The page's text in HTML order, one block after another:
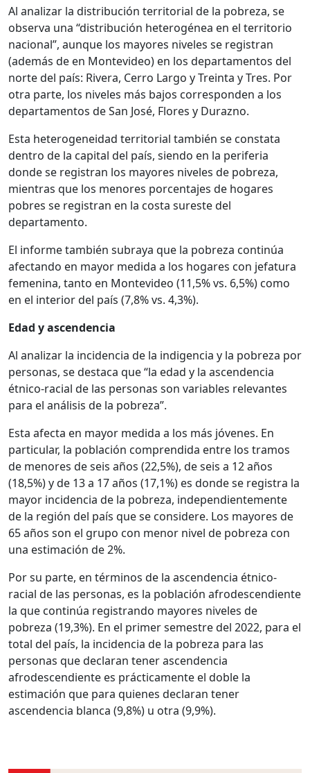
Al analizar la distribución territorial de la pobreza, se
observa una “distribución heterogénea en el territorio
nacional”, aunque los mayores niveles se registran
(además de en Montevideo) en los departamentos del
norte del país: Rivera, Cerro Largo y Treinta y Tres. Por
otra parte, los niveles más bajos corresponden a los
departamentos de San José, Flores y Durazno.
Esta heterogeneidad territorial también se constata
dentro de la capital del país, siendo en la periferia
donde se registran los mayores niveles de pobreza,
mientras que los menores porcentajes de hogares
pobres se registran en la costa sureste del
departamento.
El informe también subraya que la pobreza continúa
afectando en mayor medida a los hogares con jefatura
femenina, tanto en Montevideo (11,5% vs. 6,5%) como
en el interior del país (7,8% vs. 4,3%).
Edad y ascendencia
Al analizar la incidencia de la indigencia y la pobreza por
personas, se destaca que “la edad y la ascendencia
étnico-racial de las personas son variables relevantes
para el análisis de la pobreza”.
Esta afecta en mayor medida a los más jóvenes. En
particular, la población comprendida entre los tramos
de menores de seis años (22,5%), de seis a 12 años
(18,5%) y de 13 a 17 años (17,1%) es donde se registra la
mayor incidencia de la pobreza, independientemente
de la región del país que se considere. Los mayores de
65 años son el grupo con menor nivel de pobreza con
una estimación de 2%.
Por su parte, en términos de la ascendencia étnico-
racial de las personas, es la población afrodescendiente
la que continúa registrando mayores niveles de
pobreza (19,3%). En el primer semestre del 2022, para el
total del país, la incidencia de la pobreza para las
personas que declaran tener ascendencia
afrodescendiente es prácticamente el doble la
estimación que para quienes declaran tener
ascendencia blanca (9,8%) u otra (9,9%).